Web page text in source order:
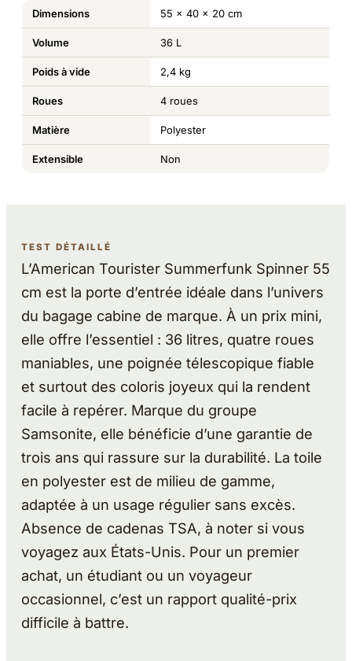
Dimensions 55 x 40 x 20 cm
Volume 36 L
Poids à vide 2,4 kg
Roues 4 roues
Matière Polyester
Extensible Non
TEST DÉTAILLÉ
L’American Tourister Summerfunk Spinner 55
cm est la porte d’entrée idéale dans l’univers
du bagage cabine de marque. À un prix mini,
elle offre l’essentiel : 36 litres, quatre roues
maniables, une poignée télescopique fiable
et surtout des coloris joyeux qui la rendent
facile à repérer. Marque du groupe
Samsonite, elle bénéficie d’une garantie de
trois ans qui rassure sur la durabilité. La toile
en polyester est de milieu de gamme,
adaptée à un usage régulier sans excès.
Absence de cadenas TSA, à noter si vous
voyagez aux États-Unis. Pour un premier
achat, un étudiant ou un voyageur
occasionnel, c’est un rapport qualité-prix
difficile à battre.